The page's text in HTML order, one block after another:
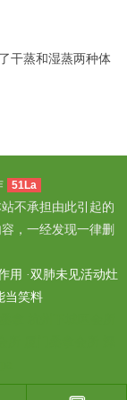
干蒸和湿蒸两种体
51La
不承担由此引起的
，一经发现一律删
用 ·双肺未见活动灶
当笑料